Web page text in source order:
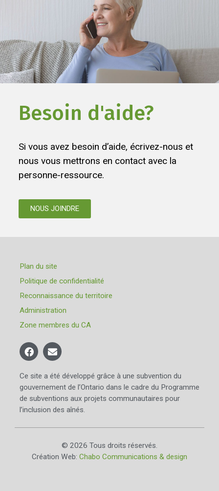
Besoin d'aide?
Si vous avez besoin d’aide, écrivez-nous et
nous vous mettrons en contact avec la
personne-ressource.
NOUS JOINDRE
Plan du site
Politique de confidentialité
Reconnaissance du territoire
Administration
Zone membres du CA
Ce site a été développé grâce à une subvention du
gouvernement de l’Ontario dans le cadre du Programme
de subventions aux projets communautaires pour
l’inclusion des aînés.
© 2026 Tous droits réservés.
Création Web: Chabo Communications & design